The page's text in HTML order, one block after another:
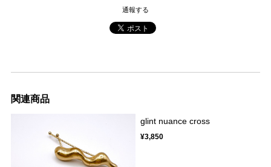
通報する
関連商品
glint nuance cross
¥3,850